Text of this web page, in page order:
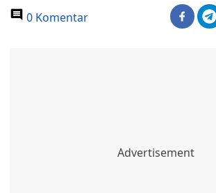
0 Komentar